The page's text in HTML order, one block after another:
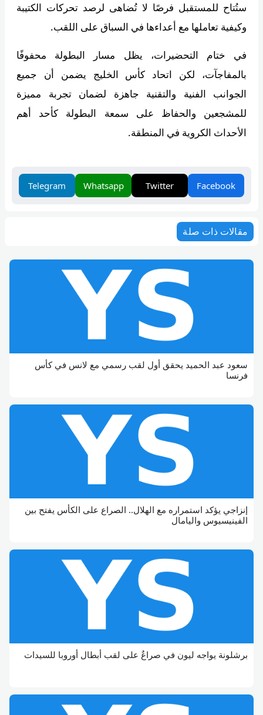
ستُتاح للمستقبل فرصًا لا تُضاهى لرصد تحركات الكتيبة
وكيفية تعاملها مع أعداءها في السباق على اللقب.
في ختام التحضيرات، يظل مسار البطولة محفوفًا
بالمفاجآت، لكن اتحاد كأس الخليج يضمن أن جميع
الجوانب الفنية والتقنية جاهزة لضمان تجربة مميزة
للمشجعين والحفاظ على سمعة البطولة كأحد أهم
الأحداث الكروية في المنطقة.
Facebook
Twitter
Whatsapp
Telegram
مقالات ذات صلة
سعود عبد الحميد يحقق أول لقب رسمي مع لانس في كأس
فرنسا
إنزاجي يؤكد استمراره مع الهلال.. الصراع على الكأس يفتح بين
الفينيسيوس واليامال
برشلونة يواجه ليون في صراعٌ على لقب أبطال أوروبا للسيدات